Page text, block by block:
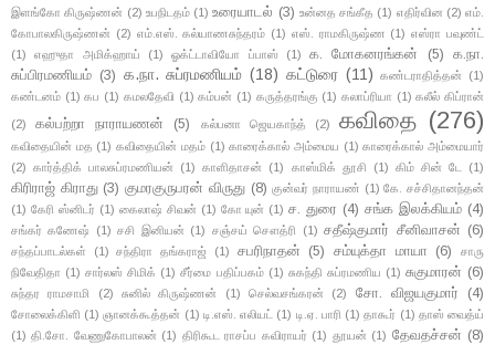
இளங்கோ கிருஷ்ணன் (2) உபநிடதம் (1) உரையாடல் (3) உன்னத சங்கீத (1) எதிர்வின (2) எம்.
கோபாலகிருஷ்ணன் (2) எம்.எஸ். கல்யாணசுந்தரம் (1) எஸ். ராமகிருஷ்ண (1) எஸ்ரா பவுண்ட்
(1)
எஹுதா அமிக்ஹாய் (1) ஓக்ட்டாவியோ ப்பாஸ் (1) க. மோகனரங்கன் (5)
க.நா.
சுப்பிரமணியம் (3) க.நா. சுப்ரமணியம் (18) கட்டுரை (11) கண்டராதித்தன்
(1)
கண்டனம் (1) கப (1) கமலதேவி (1) கம்பன் (1) கருத்தரங்கு (1) கலாப்ரியா (1) கலீல் கிப்ரான்
(2) கல்பற்றா நாராயணன் (5) கல்பனா ஜெயகாந்த் (2) கவிதை (276)
கவிதையின் மத (1) கவிதையின் மதம் (1) காரைக்கால் அம்மைய (1) காரைக்கால் அம்மையார்
(2) கார்த்திக் பாலசுப்ரமணியன் (1) காளிதாசன் (1) காஸ்மிக் தூசி (1) கிம் சின் டே (1)
கிரிராஜ் கிராது (3) குமரகுருபரன் விருது (8) குன்வர் நாராயண் (1) கே. சச்சிதானந்தன்
(1) கேரி ஸ்னிடர் (1) கைலாஷ் சிவன் (1) கோ யுன் (1) ச. துரை (4) சங்க இலக்கியம் (4)
சங்கர் கணேஷ் (1) சசி இனியன் (1) சஞ்சய் சௌத்ரி (1) சதீஷ்குமார் சீனிவாசன் (6)
சந்தப்பாடல்கள் (1) சந்திரா தங்கராஜ் (1) சபரிநாதன் (5) சம்யுக்தா மாயா (6)
சாரு
நிவேதிதா (1) சார்லஸ் சிமிக் (1) சீர்மை பதிப்பகம் (1) சுகந்தி சுப்ரமணிய (1) சுகுமாரன் (6)
சுந்தர ராமசாமி (2) சுனில் கிருஷ்ணன் (1) செல்வசங்கரன் (2) சோ. விஜயகுமார் (4)
சோலைக்கிளி (1) ஞானக்கூத்தன் (1) டி.எஸ். எலியட் (1) டி.ஏ. பாரி (1) தாகூர் (1) தாஸ் வைத்ய்
(1) தி.சோ. வேணுகோபாலன் (1) திரிகூட ராசப்ப கவிராயர் (1) தூயன் (1) தேவதச்சன் (8)